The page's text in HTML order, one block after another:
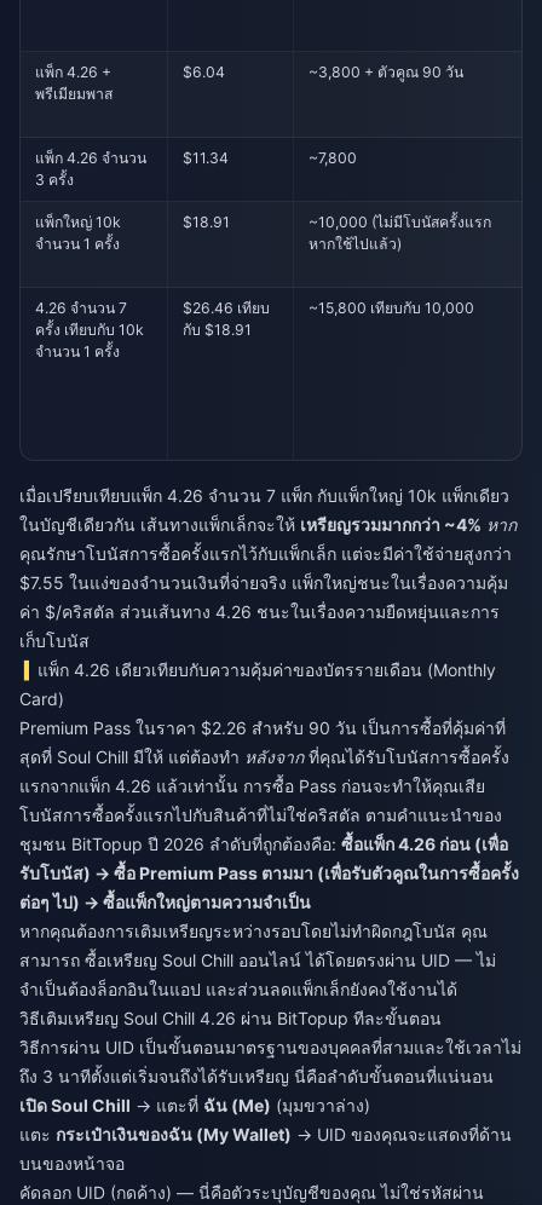
แพ็ก 4.26 +
พรีเมียมพาส
$6.04 ~3,800 + ตัวคูณ 90 วัน
แพ็ก 4.26 จำนวน
3 ครั้ง
$11.34 ~7,800
แพ็กใหญ่ 10k
จำนวน 1 ครั้ง
$18.91
~10,000 (ไม่มีโบนัสครั้งแรก
หากใช้ไปแล้ว)
4.26 จำนวน 7
ครั้ง เทียบกับ 10k
จำนวน 1 ครั้ง
$26.46 เทียบ
กับ $18.91
~15,800 เทียบกับ 10,000
เมื่อเปรียบเทียบแพ็ก 4.26 จำนวน 7 แพ็ก กับแพ็กใหญ่ 10k แพ็กเดียว
ในบัญชีเดียวกัน เส้นทางแพ็กเล็กจะให้ เหรียญรวมมากกว่า ~4% หาก
คุณรักษาโบนัสการซื้อครั้งแรกไว้กับแพ็กเล็ก แต่จะมีค่าใช้จ่ายสูงกว่า
$7.55 ในแง่ของจำนวนเงินที่จ่ายจริง แพ็กใหญ่ชนะในเรื่องความคุ้ม
ค่า $/คริสตัล ส่วนเส้นทาง 4.26 ชนะในเรื่องความยืดหยุ่นและการ
เก็บโบนัส
แพ็ก 4.26 เดียวเทียบกับความคุ้มค่าของบัตรรายเดือน (Monthly
Card)
Premium Pass ในราคา $2.26 สำหรับ 90 วัน เป็นการซื้อที่คุ้มค่าที่
สุดที่ Soul Chill มีให้ แต่ต้องทำ หลังจากที่คุณได้รับโบนัสการซื้อครั้ง
แรกจากแพ็ก 4.26 แล้วเท่านั้น การซื้อ Pass ก่อนจะทำให้คุณเสีย
โบนัสการซื้อครั้งแรกไปกับสินค้าที่ไม่ใช่คริสตัล ตามคำแนะนำของ
ชุมชน BitTopup ปี 2026 ลำดับที่ถูกต้องคือ: ซื้อแพ็ก 4.26 ก่อน (เพื่อ
รับโบนัส) → ซื้อ Premium Pass ตามมา (เพื่อรับตัวคูณในการซื้อครั้ง
ต่อๆ ไป) → ซื้อแพ็กใหญ่ตามความจำเป็น
หากคุณต้องการเติมเหรียญระหว่างรอบโดยไม่ทำผิดกฎโบนัส คุณ
สามารถ ซื้อเหรียญ Soul Chill ออนไลน์ได้โดยตรงผ่าน UID — ไม่
จำเป็นต้องล็อกอินในแอป และส่วนลดแพ็กเล็กยังคงใช้งานได้
วิธีเติมเหรียญ Soul Chill 4.26 ผ่าน BitTopup ทีละขั้นตอน
วิธีการผ่าน UID เป็นขั้นตอนมาตรฐานของบุคคลที่สามและใช้เวลาไม่
ถึง 3 นาทีตั้งแต่เริ่มจนถึงได้รับเหรียญ นี่คือลำดับขั้นตอนที่แน่นอน
เปิด Soul Chill → แตะที่ ฉัน (Me) (มุมขวาล่าง)
แตะ กระเป๋าเงินของฉัน (My Wallet) → UID ของคุณจะแสดงที่ด้าน
บนของหน้าจอ
คัดลอก UID (กดค้าง) — นี่คือตัวระบุบัญชีของคุณ ไม่ใช่รหัสผ่าน